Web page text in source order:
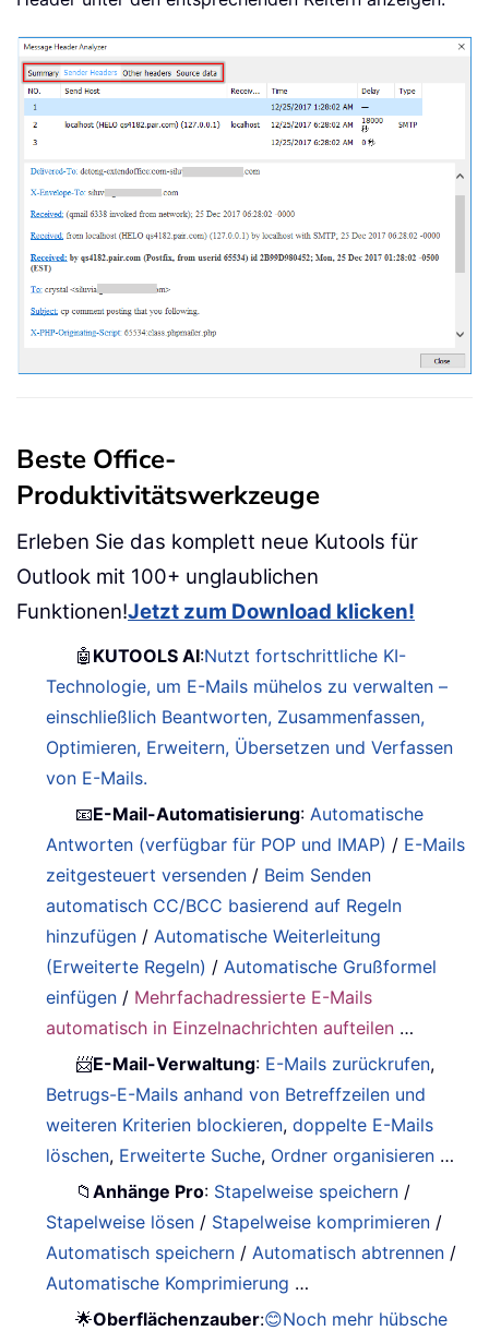
Beste Office-
Produktivitätswerkzeuge
Erleben Sie das komplett neue Kutools für
Outlook mit 100+ unglaublichen
Funktionen!Jetzt zum Download klicken!
🤖 KUTOOLS AI:Nutzt fortschrittliche KI-
Technologie, um E-Mails mühelos zu verwalten –
einschließlich Beantworten, Zusammenfassen,
Optimieren, Erweitern, Übersetzen und Verfassen
von E-Mails.
📧E-Mail-Automatisierung: Automatische
Antworten (verfügbar für POP und IMAP) / E-Mails
zeitgesteuert versenden / Beim Senden
automatisch CC/BCC basierend auf Regeln
hinzufügen / Automatische Weiterleitung
(Erweiterte Regeln) / Automatische Grußformel
einfügen / Mehrfachadressierte E-Mails
automatisch in Einzelnachrichten aufteilen …
📨E-Mail-Verwaltung: E-Mails zurückrufen,
Betrugs-E-Mails anhand von Betreffzeilen und
weiteren Kriterien blockieren,doppelte E-Mails
löschen, Erweiterte Suche, Ordner organisieren …
📁Anhänge Pro: Stapelweise speichern /
Stapelweise lösen / Stapelweise komprimieren /
Automatisch speichern / Automatisch abtrennen /
Automatische Komprimierung …
🌟Oberflächenzauber:😊Noch mehr hübsche